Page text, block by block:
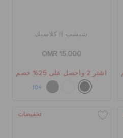
شبشب II كلاسيك
OMR 15.000
اشترِ 2 واحصل على 25% خصم
+10
تخفيضات